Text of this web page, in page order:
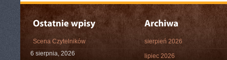
Scena Czytelników
6 sierpnia, 2026
sierpień 2026
lipiec 2026